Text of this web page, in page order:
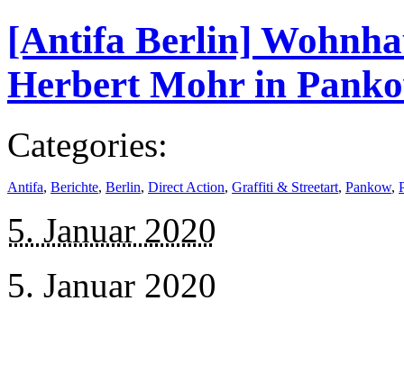
[Antifa Berlin]
Herbert Mohr in
Categories:
Antifa, Berichte, Berlin, Direct Action, Graffiti & Streetart, Pankow,
5. Januar 2020
5. Januar 2020